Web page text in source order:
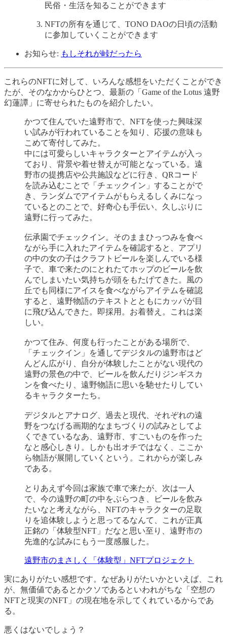
民俗・生活を知ることができます
NFTの所有を通じて、TONO DAOの日頃の活動
に参加していくことができます
お知らせ: もしそれが峠だったら
これらのNFTに対して、いろんな感想をいただくことができ
たが、そのなかからひとつ、最新の「Game of the Lotus 遠野
幻蓮譚」に寄せられたものを紹介したい。
かつて住んでいた遠野市で、NFTを使った興味深
い試みが行われていることを知り、応援の意味も
こめて寄付してみた。
中には可愛らしいキャラクターとアイテムが入っ
ており、背景や着せ替えが可能となっている。遠
野市の提携店や公共施設などに行き、QRコード
を読み込むことで「チェックイン」することがで
き、ランダムでアイテムがもらえるしくみになっ
ているとのことで、好奇心も手伝い、久しぶりに
遠野に行ってみた。
伝承園でチェックイン。そのままひっつみを食べ
ながら手に入れたアイテムを確認すると、アプリ
の中の女の子はクラフトビールを楽しんでいる様
子で、車で来たのにとれたてホップのビールを飲
んでしまいたい気持ちが頭をもたげてきた。風の
丘でも同様にアイスを食べながらアイテムを確認
すると、遠野物語のテキストとともにカッパが目
に飛び込んできた。即採用。お着替え。これは楽
しい。
かつて住み、何度も行ったことがある場所で、
「チェックイン」を通してデジタルの遠野市はど
んどん広がり、自分が体験したことがない現代の
遠野の景色の中で、ビールを飲んだりジンギスカ
ンを食べたり、遠野物語に思いを馳せたりしてい
るキャラクターたち。
デジタルとアナログ、過去と現代、それぞれの遠
野をつなげる画期的なまちづくりの試みとしてよ
くできているなあ、遠野市、すごいものを作った
なと感心しきり。しかも出オチではなく、ここか
ら物語が展開していくという。これからが楽しみ
である。
とりあえず今回は家族で車で来たが、次は一人
で、今の遠野の町の中をぶらつき、ビールを飲み
たいなと考えながら、NFTのキャラクターの足取
りを追体験しようと思ってるなんて、これが正真
正銘の「体験型NFT」だなと思い至り、遠野市の
先進的な試みにもう一度感服した。
遠野市のまさしく「体験型」NFTプロジェクト
実にありがたい感想です。なぜありがたいかといえば、これ
が、無価値であるとかクソであるといわれがちな「空想の
NFTと現実のNFT」の現在地を示してくれているからであ
る。
悪くはないでしょう？